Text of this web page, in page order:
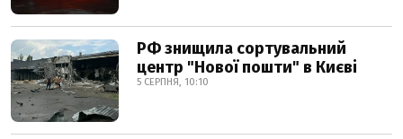
РФ знищила сортувальний
центр "Нової пошти" в Києві
5 СЕРПНЯ, 10:10